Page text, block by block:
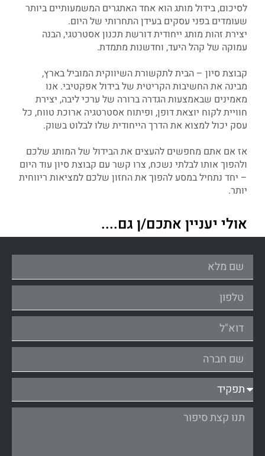
לסיכום, בידול מותג הוא אחד האתגרים המשמעותיים ביותר
שעומדים בפני עסקים בעידן התחרותי של היום.
יצירת זהות מותג ייחודית דורשת תכנון אסטרטגי, הבנה
עמוקה של קהל היעד, וחדשנות מתמדת.
קבוצת סיון – הבית לתקשורת השיווקית המוביל בארץ,
מבינה את החשיבות הקריטית של בידול אפקטיבי. אנו
מאמינים שבאמצעות הגדרה ברורה של ערכי ליבה, יצירת
חוויית לקוח יוצאת דופן, ופיתוח אסטרטגיה ארוכת טווח, כל
עסק יכול למצוא את הדרך הייחודית שלו לבלוט בשוק.
אז אם אתם מחפשים להעצים את הבידול של המותג שלכם
ולהפוך אותו לבלתי נשכח, צרו קשר עם קבוצת סיון עוד היום
– יחד נתחיל במסע להפוך את החזון שלכם למציאות ריווחית
יותר.
אולי יעניין אתכם/ן גם....